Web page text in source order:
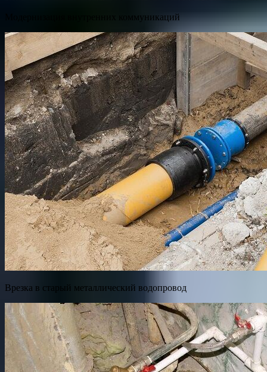
Модернизация внутренних коммуникаций
Врезка в старый металлический водопровод